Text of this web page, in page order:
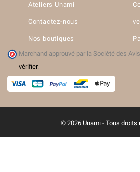
Ateliers Unami
Contactez-nous
Nos boutiques
Marchand approuvé par la Société des
vérifier.
© 2026 Unami - Tous droits